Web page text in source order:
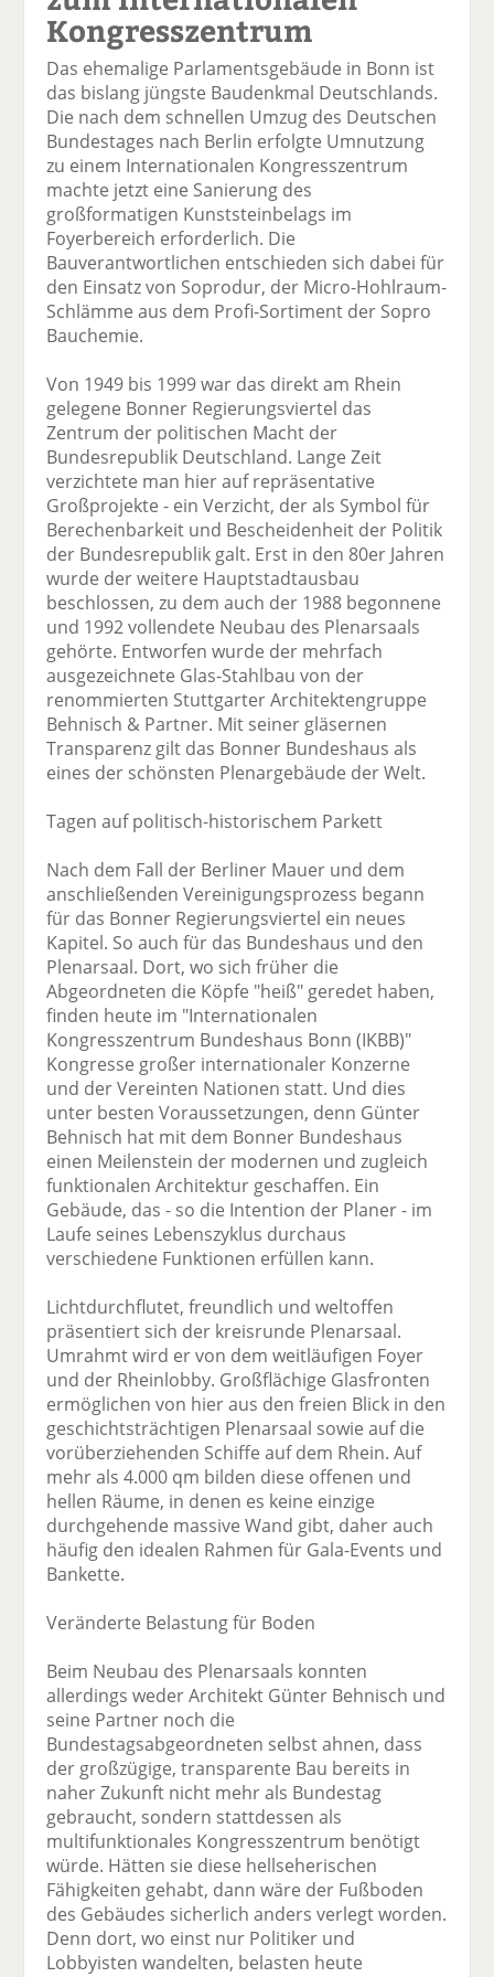
Kongresszentrum
Das ehemalige Parlamentsgebäude in Bonn ist
das bislang jüngste Baudenkmal Deutschlands.
Die nach dem schnellen Umzug des Deutschen
Bundestages nach Berlin erfolgte Umnutzung
zu einem Internationalen Kongresszentrum
machte jetzt eine Sanierung des
großformatigen Kunststeinbelags im
Foyerbereich erforderlich. Die
Bauverantwortlichen entschieden sich dabei für
den Einsatz von Soprodur, der Micro-Hohlraum-
Schlämme aus dem Profi-Sortiment der Sopro
Bauchemie.
Von 1949 bis 1999 war das direkt am Rhein
gelegene Bonner Regierungsviertel das
Zentrum der politischen Macht der
Bundesrepublik Deutschland. Lange Zeit
verzichtete man hier auf repräsentative
Großprojekte - ein Verzicht, der als Symbol für
Berechenbarkeit und Bescheidenheit der Politik
der Bundesrepublik galt. Erst in den 80er Jahren
wurde der weitere Hauptstadtausbau
beschlossen, zu dem auch der 1988 begonnene
und 1992 vollendete Neubau des Plenarsaals
gehörte. Entworfen wurde der mehrfach
ausgezeichnete Glas-Stahlbau von der
renommierten Stuttgarter Architektengruppe
Behnisch & Partner. Mit seiner gläsernen
Transparenz gilt das Bonner Bundeshaus als
eines der schönsten Plenargebäude der Welt.
Tagen auf politisch-historischem Parkett
Nach dem Fall der Berliner Mauer und dem
anschließenden Vereinigungsprozess begann
für das Bonner Regierungsviertel ein neues
Kapitel. So auch für das Bundeshaus und den
Plenarsaal. Dort, wo sich früher die
Abgeordneten die Köpfe "heiß" geredet haben,
finden heute im "Internationalen
Kongresszentrum Bundeshaus Bonn (IKBB)"
Kongresse großer internationaler Konzerne
und der Vereinten Nationen statt. Und dies
unter besten Voraussetzungen, denn Günter
Behnisch hat mit dem Bonner Bundeshaus
einen Meilenstein der modernen und zugleich
funktionalen Architektur geschaffen. Ein
Gebäude, das - so die Intention der Planer - im
Laufe seines Lebenszyklus durchaus
verschiedene Funktionen erfüllen kann.
Lichtdurchflutet, freundlich und weltoffen
präsentiert sich der kreisrunde Plenarsaal.
Umrahmt wird er von dem weitläufigen Foyer
und der Rheinlobby. Großflächige Glasfronten
ermöglichen von hier aus den freien Blick in den
geschichtsträchtigen Plenarsaal sowie auf die
vorüberziehenden Schiffe auf dem Rhein. Auf
mehr als 4.000 qm bilden diese offenen und
hellen Räume, in denen es keine einzige
durchgehende massive Wand gibt, daher auch
häufig den idealen Rahmen für Gala-Events und
Bankette.
Veränderte Belastung für Boden
Beim Neubau des Plenarsaals konnten
allerdings weder Architekt Günter Behnisch und
seine Partner noch die
Bundestagsabgeordneten selbst ahnen, dass
der großzügige, transparente Bau bereits in
naher Zukunft nicht mehr als Bundestag
gebraucht, sondern stattdessen als
multifunktionales Kongresszentrum benötigt
würde. Hätten sie diese hellseherischen
Fähigkeiten gehabt, dann wäre der Fußboden
des Gebäudes sicherlich anders verlegt worden.
Denn dort, wo einst nur Politiker und
Lobbyisten wandelten, belasten heute